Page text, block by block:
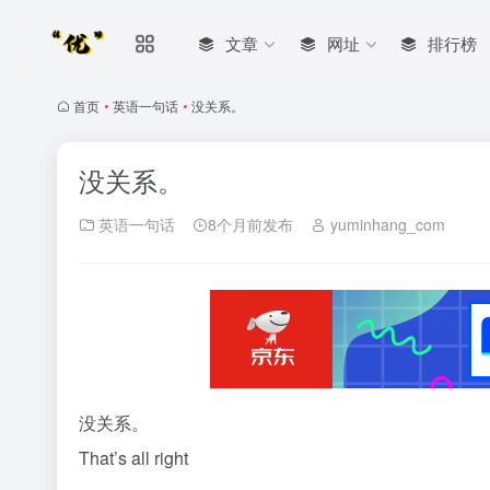
文章 网址 排行榜
首页 • 英语一句话 • 没关系。
没关系。
英语一句话 8个月前发布 yuminhang_com
没关系。
That’s all right